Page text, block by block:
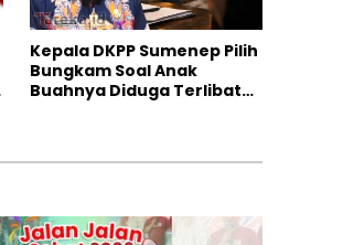
Kepala DKPP Sumenep Pilih
Bungkam Soal Anak
Buahnya Diduga Terlibat